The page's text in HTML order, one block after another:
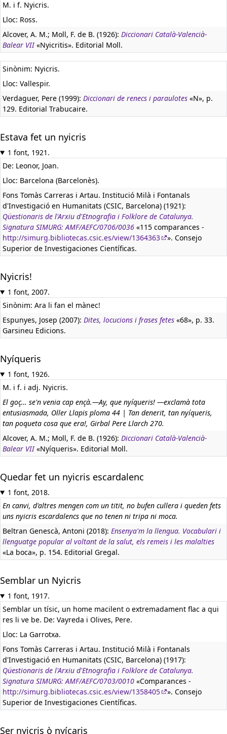
M. i f. Nyicris.
Lloc: Ross.
Alcover, A. M.; Moll, F. de B. (1926): Diccionari Català-Valencià-
Balear VII«Nyicritis». Editorial Moll.
Sinònim: Nyicris.
Lloc: Vallespir.
Verdaguer, Pere (1999): Diccionari de renecs i paraulotes «N», p.
129. Editorial Trabucaire.
Estava fet un nyicris
1 font, 1921.
De: Leonor, Joan.
Lloc: Barcelona (Barcelonès).
Fons Tomàs Carreras i Artau. Institució Milà i Fontanals
d'Investigació en Humanitats (CSIC, Barcelona) (1921):
Qüestionaris de l'Arxiu d'Etnografia i Folklore de Catalunya.
Signatura SIMURG: AMF/AEFC/0706/0036 «115 comparances -
http://simurg.bibliotecas.csic.es/view/1364363
». Consejo
Superior de Investigaciones Científicas.
Nyicris!
1 font, 2007.
Sinònim: Ara li fan el mànec!
Espunyes, Josep (2007): Dites, locucions i frases fetes «68», p. 33.
Garsineu Edicions.
Nyíqueris
1 font, 1926.
M. i f. i adj. Nyicris.
El goç… se'n venia cap ençà.—Ay, que nyíqueris! —exclamà tota
entusiasmada, Oller Llapis ploma 44 | Tan denerit, tan nyíqueris,
tan poqueta cosa que era!, Girbal Pere Llarch 270.
Alcover, A. M.; Moll, F. de B. (1926): Diccionari Català-Valencià-
Balear VII«Nyíqueris». Editorial Moll.
Quedar fet un nyicris escardalenc
1 font, 2018.
En canvi, d'altres mengen com un titit, no bufen cullera i queden fets
uns nyicris escardalencs que no tenen ni tripa ni moca.
Beltran Genescà, Antoni (2018): Ensenya'm la llengua. Vocabulari i
llenguatge popular al voltant de la salut, els remeis i les malalties
«La boca», p. 154. Editorial Gregal.
Semblar un Nyicris
1 font, 1917.
Semblar un tísic, un home macilent o extremadament flac a qui
res li ve be. De: Vayreda i Olives, Pere.
Lloc: La Garrotxa.
Fons Tomàs Carreras i Artau. Institució Milà i Fontanals
d'Investigació en Humanitats (CSIC, Barcelona) (1917):
Qüestionaris de l'Arxiu d'Etnografia i Folklore de Catalunya.
Signatura SIMURG: AMF/AEFC/0703/0010 «Comparances -
http://simurg.bibliotecas.csic.es/view/1358405
». Consejo
Superior de Investigaciones Científicas.
Ser nyicris ò nyícaris